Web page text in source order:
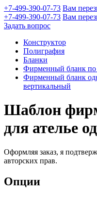
+7-499-390-07-73 Вам
+7-499-390-07-73 Вам
Задать вопрос
Конструктор
Полиграфия
Бланки
Фирменный бланк
Фирменный бланк
вертикальный
Шаблон
для ателье
Оформляя заказ, я
авторских прав.
Опции